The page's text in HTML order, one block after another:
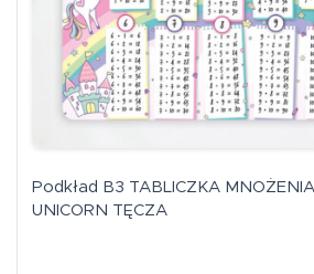
Podkład B3 TABLICZKA MNOŻENIA
UNICORN TĘCZA